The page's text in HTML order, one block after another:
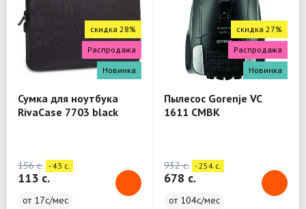
скидка 28%
Распродажа
Новинка
Сумка для ноутбука
RivaCase 7703 black
156 c. - 43 c.
113 c.
от 17с/мес
скидка 27%
Распродажа
Новинка
Пылесос Gorenje VC
1611 CMBK
932 c. - 254 c.
678 c.
от 104с/мес